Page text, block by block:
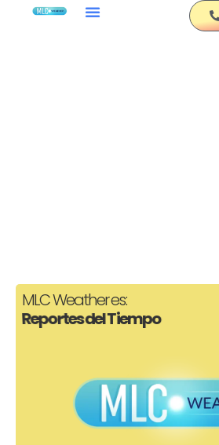
MLC Weather es:
Reportes del Tiempo